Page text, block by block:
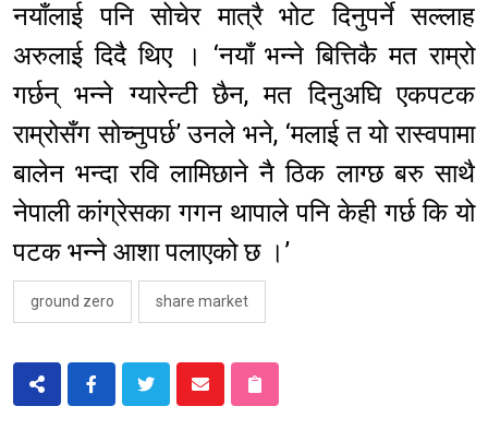
नयाँलाई पनि सोचेर मात्रै भोट दिनुपर्ने सल्लाह
अरुलाई दिदै थिए । ‘नयाँ भन्ने बित्तिकै मत राम्रो
गर्छन् भन्ने ग्यारेन्टी छैन, मत दिनुअघि एकपटक
राम्रोसँग सोच्नुपर्छ’ उनले भने, ‘मलाई त यो रास्वपामा
बालेन भन्दा रवि लामिछाने नै ठिक लाग्छ बरु साथै
नेपाली कांग्रेसका गगन थापाले पनि केही गर्छ कि यो
पटक भन्ने आशा पलाएको छ ।’
ground zero share market